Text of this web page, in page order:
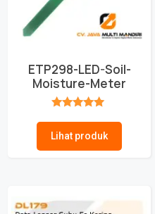
ETP298-LED-Soil-
Moisture-Meter
Lihat produk